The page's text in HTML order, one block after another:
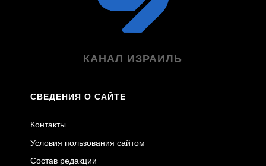
КАНАЛ ИЗРАИЛЬ
СВЕДЕНИЯ О САЙТЕ
Контакты
Условия пользования сайтом
Состав редакции